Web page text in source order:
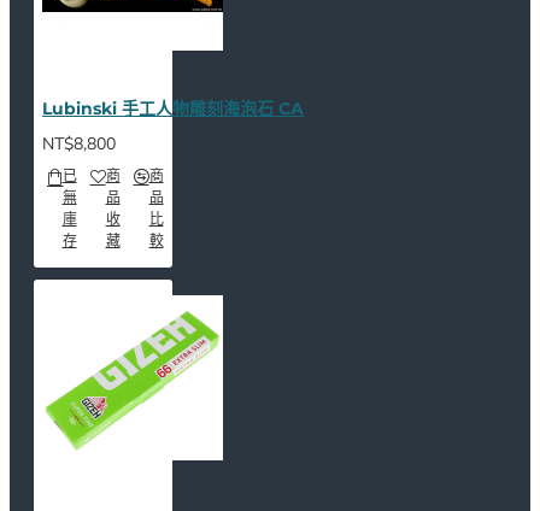
Lubinski 手工人物雕刻海泡石 CA
NT$8,800
已
無
庫
存
商
品
收
藏
商
品
比
較